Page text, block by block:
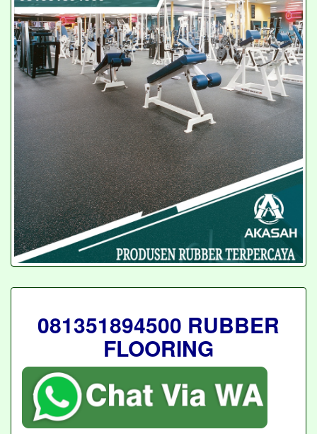
081351894500 RUBBER
FLOORING